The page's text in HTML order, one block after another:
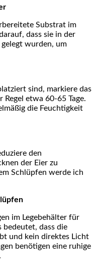
Substrat ⁢im‍
dass ‍sie in der
wurden, um
sind, markiere das
etwa 60-65 Tage.
die Feuchtigkeit⁣
den
der Eier zu
Schlüpfen werde ich
im Legebehälter für
bedeutet, ‍dass die
und ​kein direktes Licht
​benötigen‌ eine ruhige